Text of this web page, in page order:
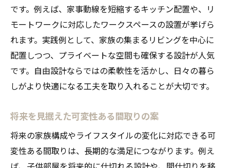
です。例えば、家事動線を短縮するキッチン配置や、リ
モートワークに対応したワークスペースの設置が挙げら
れます。実践例として、家族の集まるリビングを中心に
配置しつつ、プライベートな空間も確保する設計が人気
です。自由設計ならではの柔軟性を活かし、日々の暮ら
しがより快適になる工夫を取り入れることが大切です。
将来を見据えた可変性ある間取りの案
将来の家族構成やライフスタイルの変化に対応できる可
変性ある間取りは、長期的な満足につながります。例え